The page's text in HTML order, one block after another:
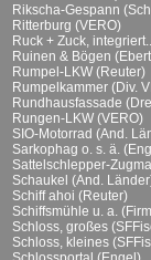
Rikscha-Gespann
Ritterburg (VERO)
Ruck + Zuck,
Ruinen & Bögen
Rumpel-LKW (Reuter)
Rumpelkammer (Div.
Rundhausfassade
Rungen-LKW (VERO)
SIO-Motorrad (And.
Sarkophag o. s. ä.
Sattelschlepper-
Schaukel (And.
Schiff ahoi (Reuter)
Schiffsmühle u. a.
Schloss, großes
Schloss, kleines